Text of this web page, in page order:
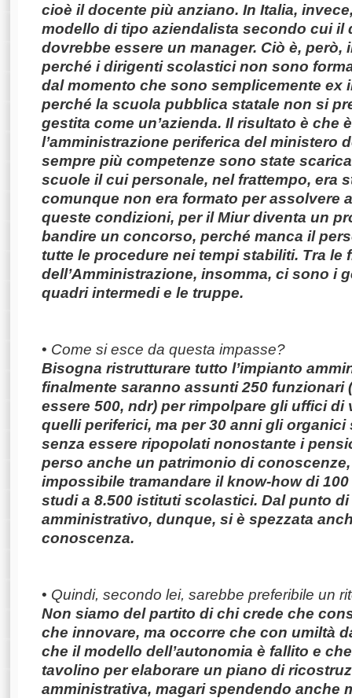
cioè il docente più anziano. In Italia,
modello di tipo aziendalista secondo cui il
dovrebbe essere un manager. Ciò è, però,
perché i dirigenti scolastici non sono
dal momento che sono semplicemente ex
perché la scuola pubblica statale non si
gestita come un’azienda. Il risultato è che
l’amministrazione periferica del ministero
sempre più competenze sono state
scuole il cui personale, nel frattempo, era
comunque non era formato per assolvere
queste condizioni, per il Miur diventa un
bandire un concorso, perché manca il
tutte le procedure nei tempi stabiliti. Tra le
dell’Amministrazione, insomma, ci sono i
quadri intermedi e le truppe.
• Come si esce da questa impasse?
Bisogna ristrutturare tutto l’impianto
finalmente saranno assunti 250 funzionari
essere 500, ndr) per rimpolpare gli uffici di
quelli periferici, ma per 30 anni gli organici
senza essere ripopolati nonostante i
perso anche un patrimonio di
impossibile tramandare il know-how di
studi a 8.500 istituti scolastici. Dal punto
amministrativo, dunque, si è spezzata
conoscenza.
• Quindi, secondo lei, sarebbe preferibile un
Non siamo del partito di chi crede che
che innovare, ma occorre che con umiltà
che il modello dell’autonomia è fallito e
tavolino per elaborare un piano di
amministrativa, magari spendendo anche